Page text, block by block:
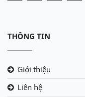
THÔNG TIN
Giới thiệu
Liên hệ